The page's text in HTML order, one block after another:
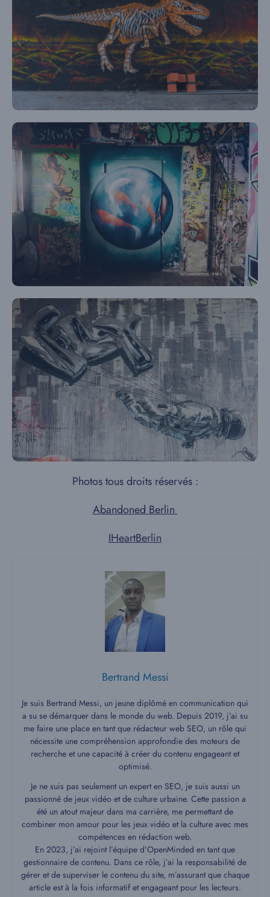
Photos tous droits réservés :
Abandoned Berlin
IHeartBerlin
Bertrand Messi
Je suis Bertrand Messi, un jeune diplômé en communication qui
a su se démarquer dans le monde du web. Depuis 2019, j’ai su
me faire une place en tant que rédacteur web SEO, un rôle qui
nécessite une compréhension approfondie des moteurs de
recherche et une capacité à créer du contenu engageant et
optimisé.
Je ne suis pas seulement un expert en SEO, je suis aussi un
passionné de jeux vidéo et de culture urbaine. Cette passion a
été un atout majeur dans ma carrière, me permettant de
combiner mon amour pour les jeux vidéo et la culture avec mes
compétences en rédaction web.
En 2023, j’ai rejoint l’équipe d’OpenMinded en tant que
gestionnaire de contenu. Dans ce rôle, j’ai la responsabilité de
gérer et de superviser le contenu du site, m’assurant que chaque
article est à la fois informatif et engageant pour les lecteurs.